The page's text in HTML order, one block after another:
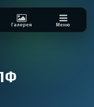
Галерея Меню